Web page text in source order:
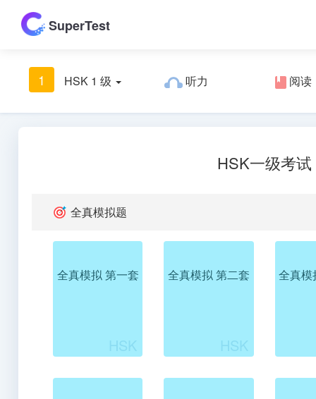
SuperTest
1 HSK 1 级 听力 阅读
HSK一级考试
全真模拟题
全真模拟 第一套 全真模拟 第二套 全真